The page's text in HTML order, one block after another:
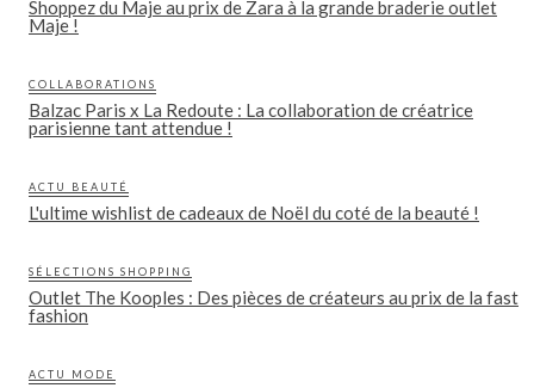
Shoppez du Maje au prix de Zara à la grande braderie outlet
Maje !
COLLABORATIONS
Balzac Paris x La Redoute : La collaboration de créatrice
parisienne tant attendue !
ACTU BEAUTÉ
L'ultime wishlist de cadeaux de Noël du coté de la beauté !
SÉLECTIONS SHOPPING
Outlet The Kooples : Des pièces de créateurs au prix de la fast
fashion
ACTU MODE